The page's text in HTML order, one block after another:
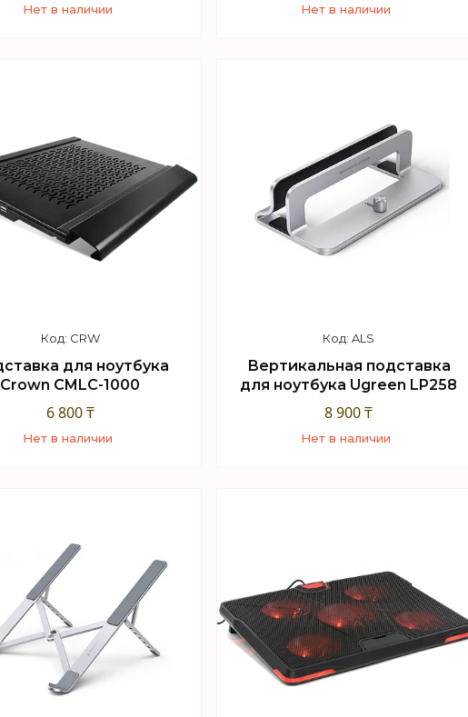
Нет в наличии Нет в наличии
CRW
для ноутбука
Crown CMLC-1000
6 800 ₸
Нет в наличии
ALS
Вертикальная подставка
для ноутбука Ugreen LP258
8 900 ₸
Нет в наличии